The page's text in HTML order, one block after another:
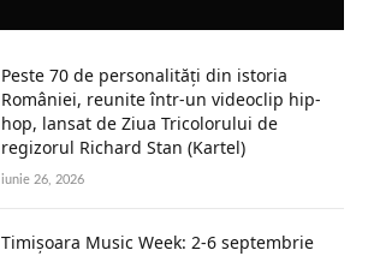
Peste 70 de personalități din istoria
României, reunite într-un videoclip hip-
hop, lansat de Ziua Tricolorului de
regizorul Richard Stan (Kartel)
iunie 26, 2026
Timișoara Music Week: 2-6 septembrie